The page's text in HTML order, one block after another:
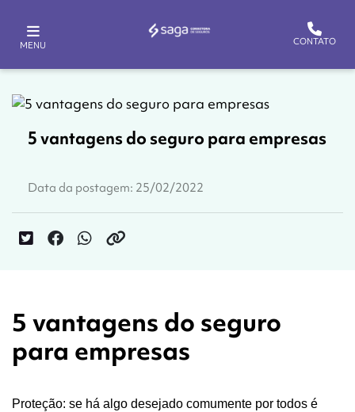
MENU CONTATO
5 vantagens do seguro para empresas
Data da postagem: 25/02/2022
5 vantagens do seguro
para empresas
Proteção: se há algo desejado comumente por todos é